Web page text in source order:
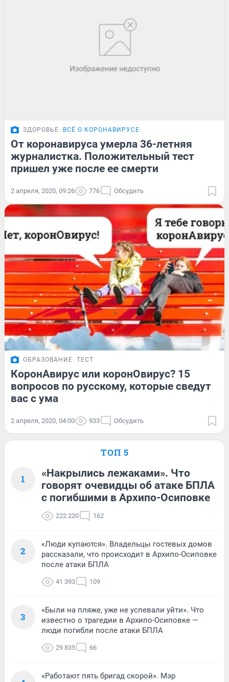
ЗДОРОВЬЕ ВСЁ О КОРОНАВИРУСЕ
От коронавируса умерла 36-летняя
журналистка. Положительный тест
пришел уже после ее смерти
2 апреля, 2020, 09:26 776 Обсудить
ОБРАЗОВАНИЕ ТЕСТ
КоронАвирус или коронОвирус? 15
вопросов по русскому, которые сведут
вас с ума
2 апреля, 2020, 04:00 933 Обсудить
ТОП 5
1
«Накрылись лежаками». Что
говорят очевидцы об атаке БПЛА
с погибшими в Архипо-Осиповке
222 220 162
2
«Люди купаются». Владельцы гостевых домов
рассказали, что происходит в Архипо-Осиповке
после атаки БПЛА
41 393 109
3
«Были на пляже, уже не успевали уйти». Что
известно о трагедии в Архипо-Осиповке —
люди погибли после атаки БПЛА
29 835 66
«Работают пять бригад скорой». Мэр